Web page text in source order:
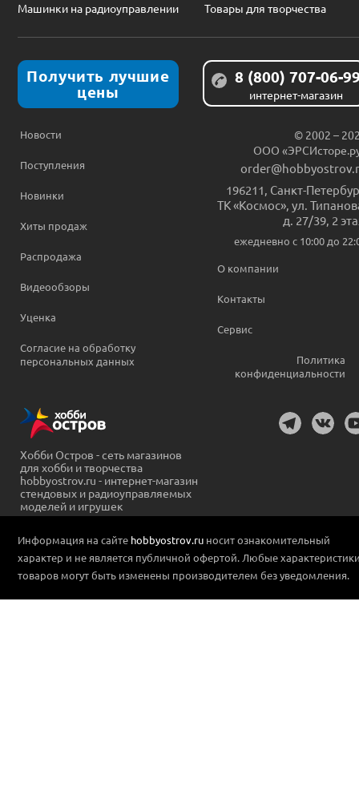
Машинки на радиоуправлении
Товары для творчества
Получить лучшие
цены
8 (800) 707-06-
интернет-магазин
Новости
Поступления
Новинки
Хиты продаж
Распродажа
Видеообзоры
Уценка
Согласие на обработку
персональных данных
© 2002 –
ООО
196211, Санкт-
ТК «Космос», ул.
д. 27/39, 2
ежедневно c 10:00 до
О компании
Контакты
Сервис
Политика
конфиденциальности
Хобби Остров - сеть магазинов
для хобби и творчества
hobbyostrov.ru - интернет-магазин
стендовых и радиоуправляемых
моделей и игрушек
Информация на сайте hobbyostrov.ru носит ознакомительный
характер и не является публичной офертой. Любые
товаров могут быть изменены производителем без уведомления.